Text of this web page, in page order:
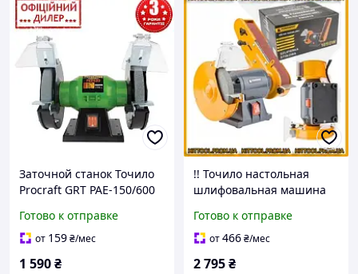
Заточной станок Точило
Procraft GRT PAE-150/600
и дачи
Готово к отправке
от 159₴/мес
1 590₴
!! Точило настольная
шлифовальная машина
станок для дома
POWERMAT 1850Вт 220В
Готово к отправке
от466₴/мес
2 795₴